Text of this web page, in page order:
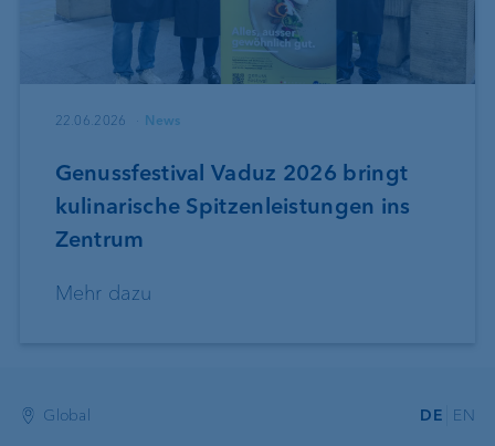
22.06.2026 News
Genussfestival Vaduz 2026 bringt
kulinarische Spitzenleistungen ins
Zentrum
Mehr dazu
Global DE EN